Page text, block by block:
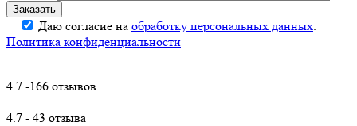
Даю согласие на обработку персональных данных.
Политика конфиденциальности
4.7 -166 отзывов
4.7 - 43 отзыва